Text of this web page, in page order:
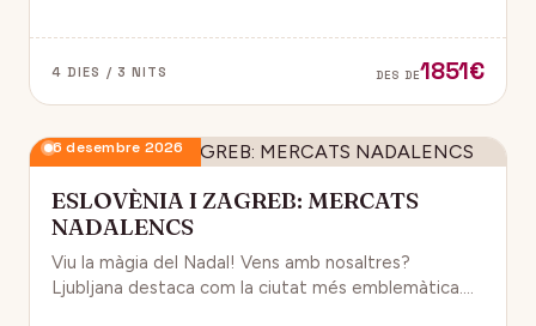
4 DIES / 3 NITS DES DE1851€
6 desembre 2026
ESLOVÈNIA I ZAGREB: MERCATS
NADALENCS
Viu la màgia del Nadal! Vens amb nosaltres?
Ljubljana destaca com la ciutat més emblemàtica.